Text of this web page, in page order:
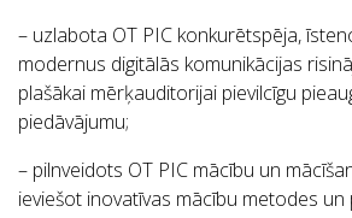
– uzlabota OT PIC konkurētspēja,
modernus digitālās komunikācijas
plašākai mērķauditorijai pievilcīgu
piedāvājumu;
– pilnveidots OT PIC mācību un
ieviešot inovatīvas mācību metodes